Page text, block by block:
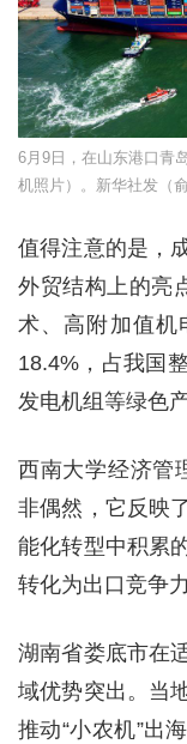
6月9日，在山东港口青
机照片）。新华社发（
值得注意的是，
外贸结构上的亮
术、高附加值机
18.4%，占我国
发电机组等绿色
西南大学经济管
非偶然，它反映
能化转型中积累
转化为出口竞争
湖南省娄底市在
域优势突出。当
推动“小农机”出